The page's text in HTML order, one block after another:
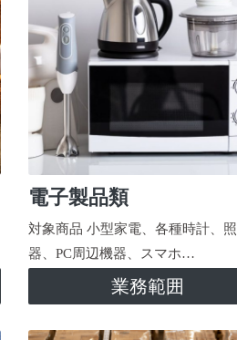
電子製品類
対象商品 小型家電、各種時計、
器、PC周辺機器、スマホ…
業務範囲